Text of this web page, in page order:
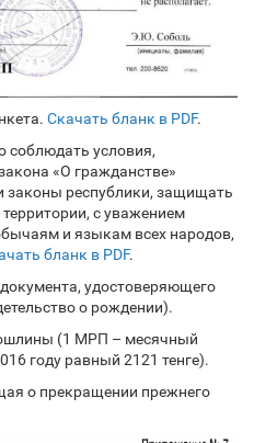
Скачать бланк в PDF.
соблюдать условия,
«О гражданстве»
законы республики, защищать
с уважением
и языкам всех народов,
бланк в PDF.
удостоверяющего
о рождении).
(1 МРП – месячный
году равный 2121 тенге).
о прекращении прежнего